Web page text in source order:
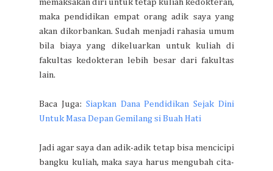
memaksakan diri untuk tetap kuliah kedokteran,
maka pendidikan empat orang adik saya yang
akan dikorbankan. Sudah menjadi rahasia umum
bila biaya yang dikeluarkan untuk kuliah di
fakultas kedokteran lebih besar dari fakultas
lain.
Baca Juga: Siapkan Dana Pendidikan Sejak Dini
Untuk Masa Depan Gemilang si Buah Hati
Jadi agar saya dan adik-adik tetap bisa mencicipi
bangku kuliah, maka saya harus mengubah cita-